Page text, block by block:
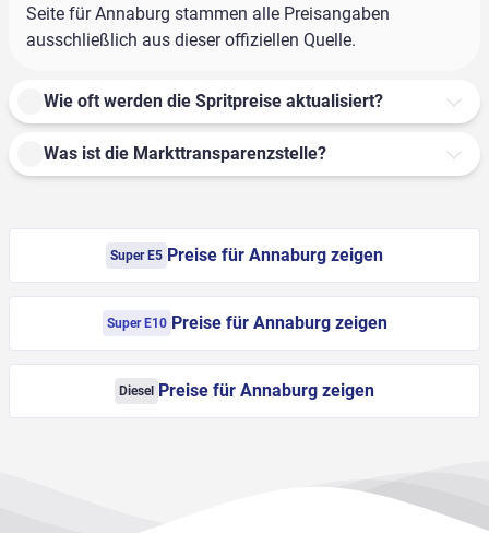
Seite für Annaburg stammen alle Preisangaben
ausschließlich aus dieser offiziellen Quelle.
Wie oft werden die Spritpreise aktualisiert?
Was ist die Markttransparenzstelle?
Super E5 Preise für Annaburg zeigen
Super E10 Preise für Annaburg zeigen
Diesel Preise für Annaburg zeigen